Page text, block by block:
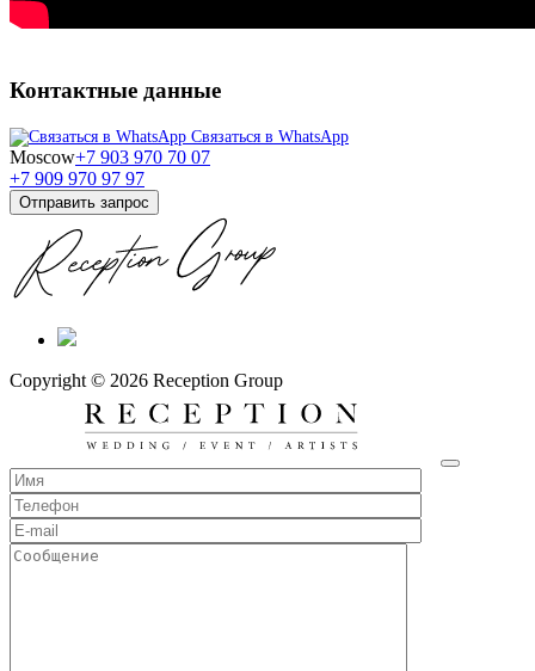
Контактные данные
Связаться в WhatsApp
Moscow+7 903 970 70 07
+7 909 970 97 97
Отправить запрос
Copyright © 2026 Reception Group